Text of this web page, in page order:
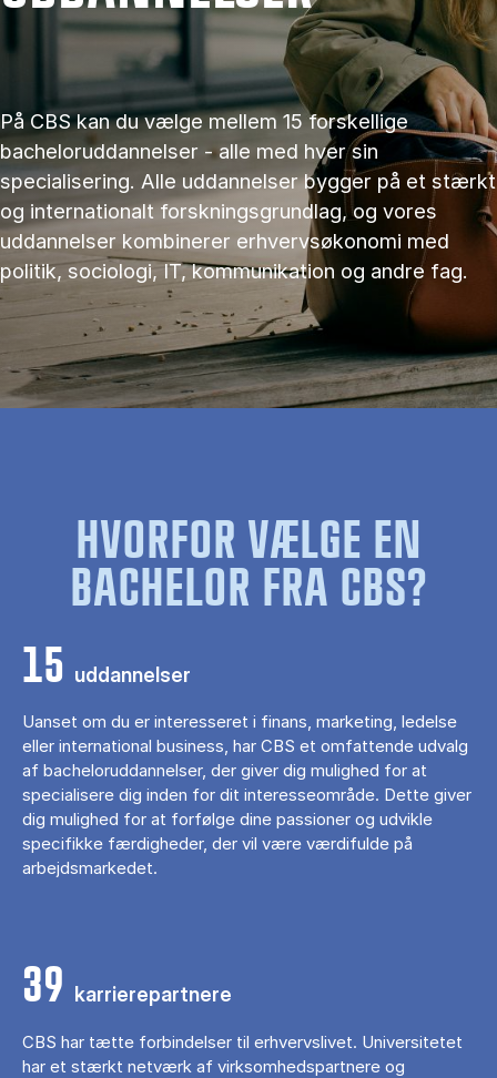
På CBS kan du vælge mellem 15 forskellige
bacheloruddannelser - alle med hver sin
specialisering. Alle uddannelser bygger på et stærkt
og internationalt forskningsgrundlag, og vores
uddannelser kombinerer erhvervsøkonomi med
politik, sociologi, IT, kommunikation og andre fag.
HVORFOR VÆLGE EN
BACHELOR FRA CBS?
15 uddannelser
Uanset om du er interesseret i finans, marketing, ledelse
eller international business, har CBS et omfattende udvalg
af bacheloruddannelser, der giver dig mulighed for at
specialisere dig inden for dit interesseområde. Dette giver
dig mulighed for at forfølge dine passioner og udvikle
specifikke færdigheder, der vil være værdifulde på
arbejdsmarkedet.
39 karrierepartnere
CBS har tætte forbindelser til erhvervslivet. Universitetet
har et stærkt netværk af virksomhedspartnere og